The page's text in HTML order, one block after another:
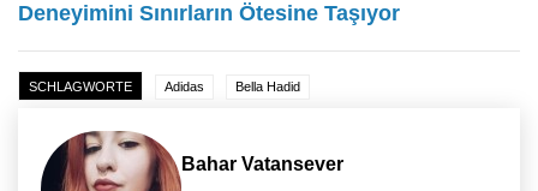
Deneyimini Sınırların Ötesine Taşıyor
SCHLAGWORTE Adidas Bella Hadid
Bahar Vatansever